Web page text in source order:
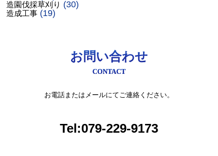
造園伐採草刈り (30)
造成工事 (19)
お問い合わせ
CONTACT
お電話またはメールにてご連絡ください。
Tel:079-229-9173